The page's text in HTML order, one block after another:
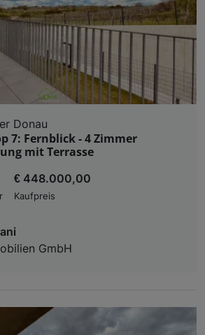
Donau
7: Fernblick - 4 Zimmer
mit Terrasse
€ 448.000,00
Kaufpreis
GmbH